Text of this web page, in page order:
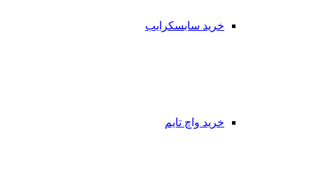
خرید سابسکرایب
خرید واچ تایم